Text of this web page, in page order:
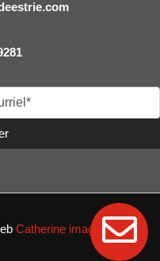
Catherine imagine